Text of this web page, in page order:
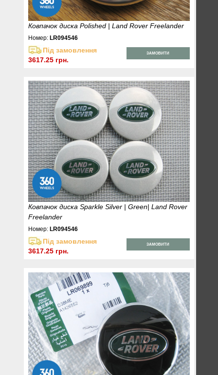
Ковпачок диска Polished | Land Rover Freelander
Номер:LR094546
Під замовлення
3617.25 грн.
ЗАМОВИТИ
Ковпачок диска Sparkle Silver | Green| Land Rover
Freelander
Номер: LR094546
Під замовлення
3617.25 грн.
ЗАМОВИТИ